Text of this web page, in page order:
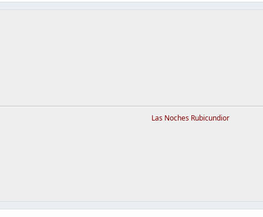
Las Noches Rubicundior